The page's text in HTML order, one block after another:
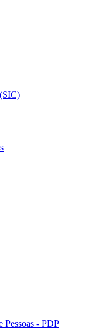
Pessoas - PDP